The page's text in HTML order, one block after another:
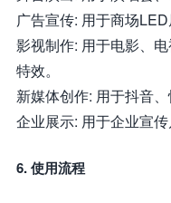
广告宣传: 用于商场
影视制作: 用于电影、
特效。
新媒体创作: 用于抖音
企业展示: 用于企业宣
6. 使用流程